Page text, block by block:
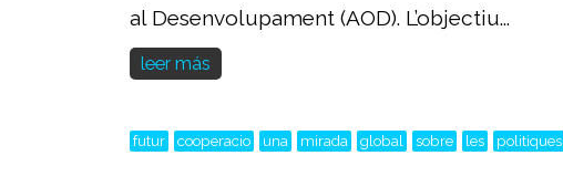
al Desenvolupament (AOD). L’objectiu...
leer más
futur cooperacio una mirada global sobre les politiques